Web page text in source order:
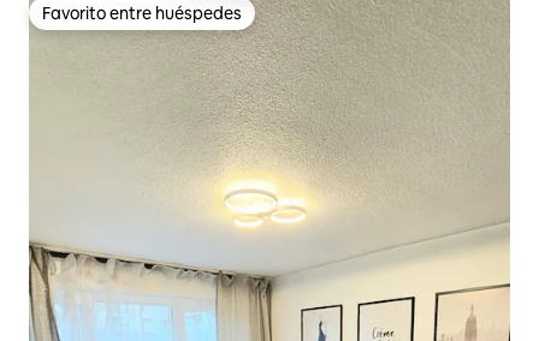
Favorito entre huéspedes
Favorito entre huéspedes